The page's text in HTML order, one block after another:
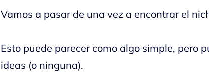
Vamos a pasar de una vez a encontrar el
Esto puede parecer como algo simple, pero
ideas (o ninguna).